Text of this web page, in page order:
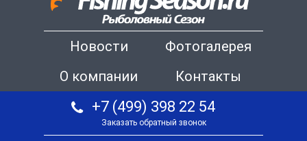
Новости
Фотогалерея
О компании
Контакты
+7 (499) 398 22 54
Заказать обратный звонок